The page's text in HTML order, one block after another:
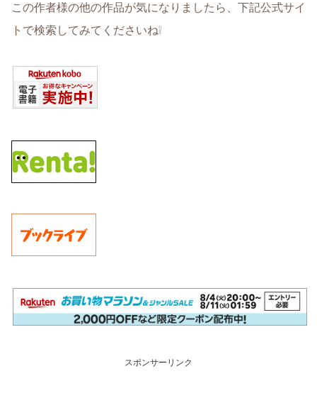
この作者様の他の作品が気になりましたら、下記公式サイ
トで検索してみてくださいね❕
スポンサーリンク